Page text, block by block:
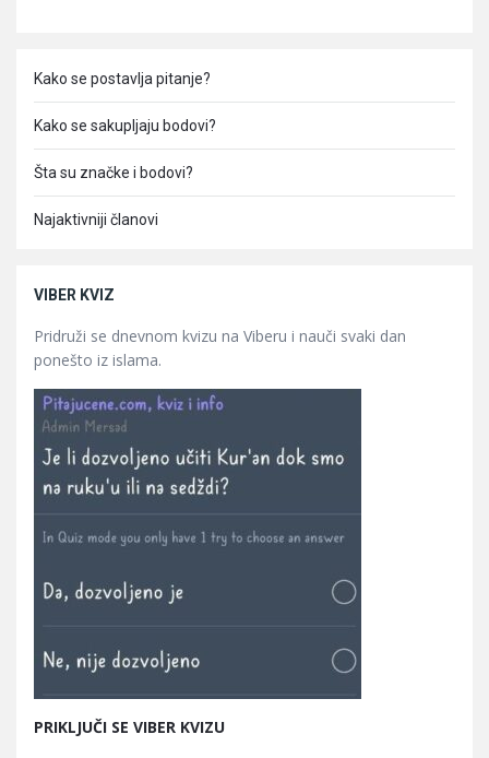
Kako se postavlja pitanje?
Kako se sakupljaju bodovi?
Šta su značke i bodovi?
Najaktivniji članovi
VIBER KVIZ
Pridruži se dnevnom kvizu na Viberu i nauči svaki dan
ponešto iz islama.
PRIKLJUČI SE VIBER KVIZU